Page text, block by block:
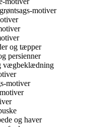
motiver
og tæpper
persienner
vægbeklædning
motiver
og haver